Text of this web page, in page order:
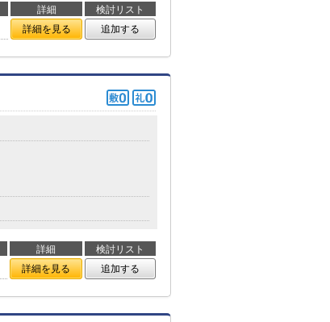
詳細
検討リスト
詳細を見る 追加する
詳細
検討リスト
詳細を見る 追加する